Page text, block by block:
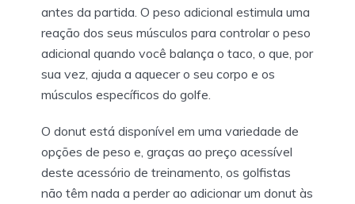
antes da partida. O peso adicional estimula uma
reação dos seus músculos para controlar o peso
adicional quando você balança o taco, o que, por
sua vez, ajuda a aquecer o seu corpo e os
músculos específicos do golfe.
O donut está disponível em uma variedade de
opções de peso e, graças ao preço acessível
deste acessório de treinamento, os golfistas
não têm nada a perder ao adicionar um donut às